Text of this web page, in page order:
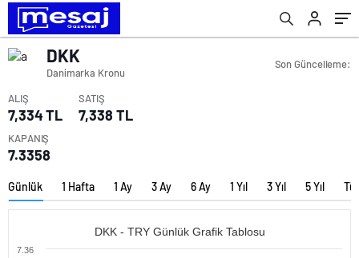
DKK
Danimarka Kronu
Son Güncelleme:
ALIŞ
7,334 TL
SATIŞ
7,338 TL
KAPANIŞ
7.3358
Günlük 1 Hafta 1 Ay 3 Ay 6 Ay 1 Yıl 3 Yıl 5 Yıl
DKK - TRY Günlük Grafik Tablosu
7.36